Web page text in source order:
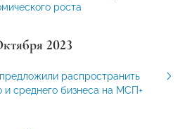
роста
2023
распространить
и среднего бизнеса на МСП+